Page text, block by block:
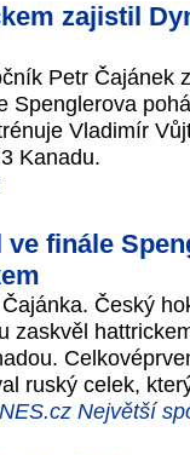
zajistil
Petr Čajánek
Spenglerova
Vladimír
Kanadu.
ve finále
Český
zaskvěl
ruský celek,
Největší